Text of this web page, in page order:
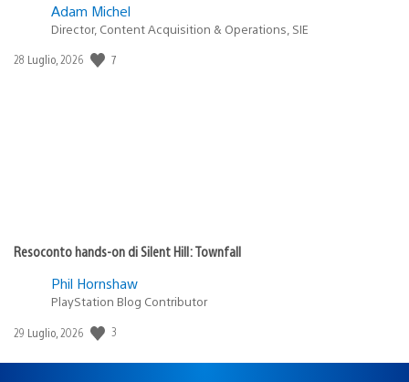
Adam Michel
Director, Content Acquisition & Operations, SIE
Data
28 Luglio, 2026 7
Resoconto hands-on di Silent Hill: Townfall
Phil Hornshaw
PlayStation Blog Contributor
Data
pubblicazione:
29 Luglio, 2026 3